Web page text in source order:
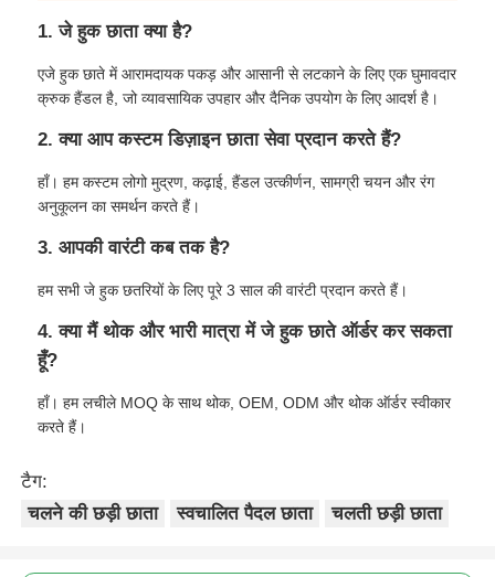
1. जे हुक छाता क्या है?
एजे हुक छाते में आरामदायक पकड़ और आसानी से लटकाने के लिए एक घुमावदार
क्रुक हैंडल है, जो व्यावसायिक उपहार और दैनिक उपयोग के लिए आदर्श है।
2. क्या आप कस्टम डिज़ाइन छाता सेवा प्रदान करते हैं?
हाँ। हम कस्टम लोगो मुद्रण, कढ़ाई, हैंडल उत्कीर्णन, सामग्री चयन और रंग
अनुकूलन का समर्थन करते हैं।
3. आपकी वारंटी कब तक है?
हम सभी जे हुक छतरियों के लिए पूरे 3 साल की वारंटी प्रदान करते हैं।
4. क्या मैं थोक और भारी मात्रा में जे हुक छाते ऑर्डर कर सकता
हूँ?
हाँ। हम लचीले MOQ के साथ थोक, OEM, ODM और थोक ऑर्डर स्वीकार
करते हैं।
टैग:
चलने की छड़ी छाता
स्वचालित पैदल छाता चलती छड़ी छाता